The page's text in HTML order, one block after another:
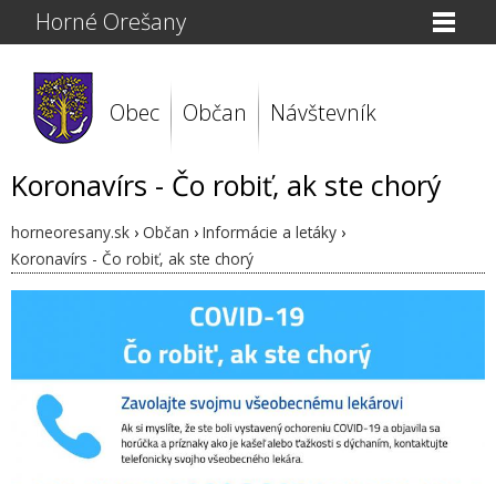
Horné Orešany
Obec Občan Návštevník
Koronavírs - Čo robiť, ak ste chorý
horneoresany.sk › Občan › Informácie a letáky ›
Koronavírs - Čo robiť, ak ste chorý